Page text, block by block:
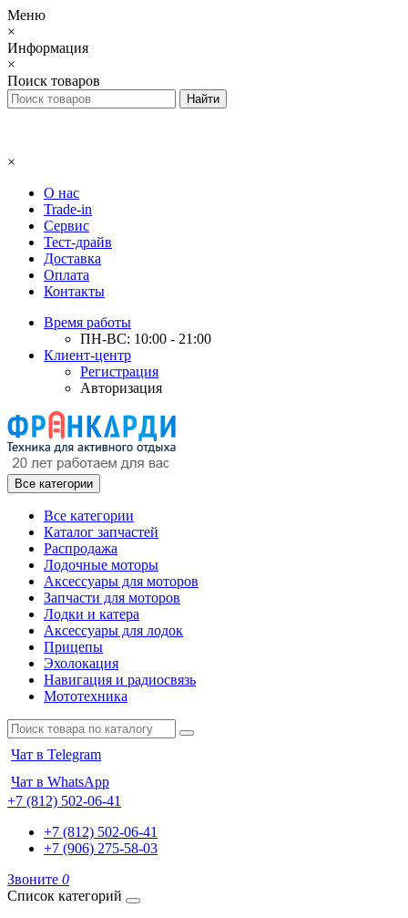
Меню
×
Информация
×
Поиск товаров
×
О нас
Trade-in
Сервис
Тест-драйв
Доставка
Оплата
Контакты
Время работы
ПН-ВС: 10:00 - 21:00
Клиент-центр
Регистрация
Авторизация
Все категории
Все категории
Каталог запчастей
Распродажа
Лодочные моторы
Аксессуары для моторов
Запчасти для моторов
Лодки и катера
Аксессуары для лодок
Прицепы
Эхолокация
Навигация и радиосвязь
Мототехника
Чат в Telegram
Чат в WhatsApp
+7 (812) 502-06-41
+7 (812) 502-06-41
+7 (906) 275-58-03
Звоните 0
Список категорий